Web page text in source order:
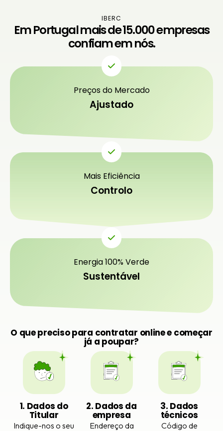
IBERC
Em Portugal mais de 15.000 empresas
confiam em nós.
Preços do Mercado
Ajustado
Mais Eficiência
Controlo
Energia 100% Verde
Sustentável
O que preciso para contratar online e começar
já a poupar?
2. Dados da
empresa
Endereço da
1. Dados do
Titular
Indique-nos o seu
3. Dados
técnicos
Código de